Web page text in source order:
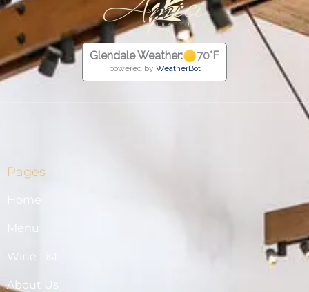
Glendale Weather: 70°F
powered by WeatherBot
Pages
Home
Menu
Wine List
About Us